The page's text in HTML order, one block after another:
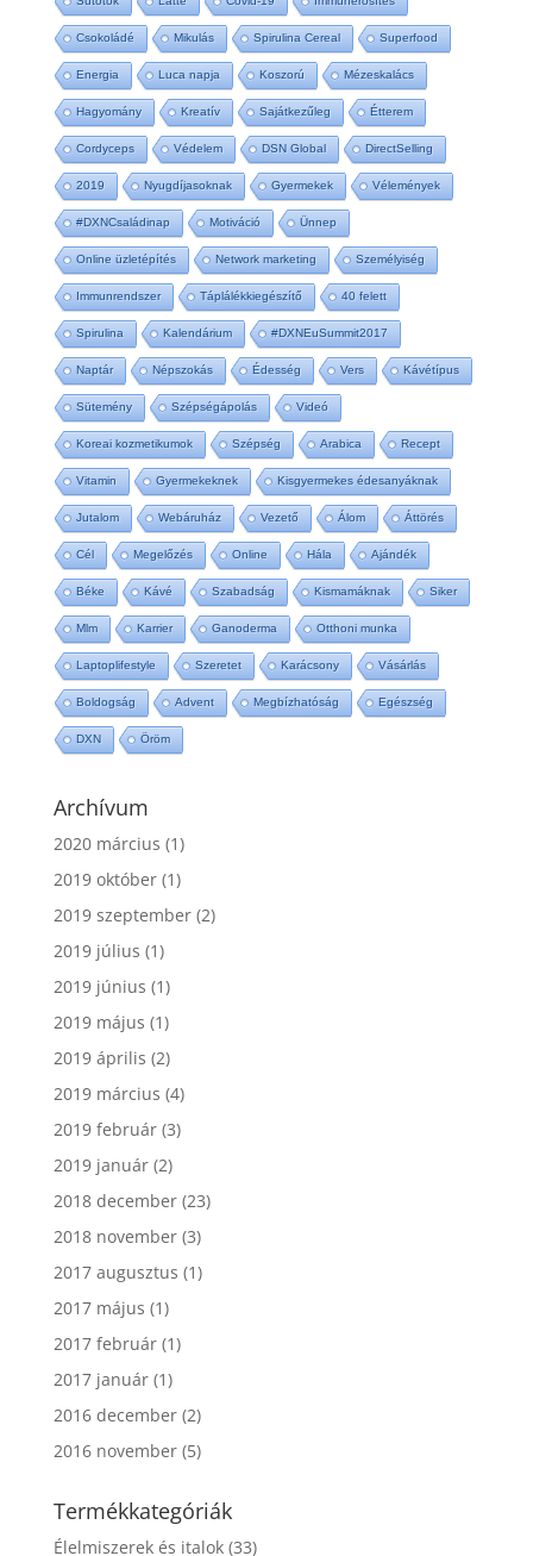
Csokoládé Mikulás Spirulina Cereal Superfood
Energia Luca napja Koszorú Mézeskalács
Hagyomány Kreatív Sajátkezűleg Étterem
Cordyceps Védelem DSN Global DirectSelling
2019 Nyugdíjasoknak Gyermekek Vélemények
#DXNCsaládinap Motiváció Ünnep
Online üzletépítés Network marketing Személyiség
Immunrendszer Táplálékkiegészítő 40 felett
Spirulina Kalendárium #DXNEuSummit2017
Naptár Népszokás Édesség Vers Kávétípus
Sütemény Szépségápolás Videó
Koreai kozmetikumok Szépség Arabica Recept
Vitamin Gyermekeknek Kisgyermekes édesanyáknak
Jutalom Webáruház Vezető Álom Áttörés
Cél Megelőzés Online Hála Ajándék
Béke Kávé Szabadság Kismamáknak Siker
Mlm Karrier Ganoderma Otthoni munka
Laptoplifestyle Szeretet Karácsony Vásárlás
Boldogság Advent Megbízhatóság Egészség
DXN Öröm
Archívum
2020 március (1)
2019 október(1)
2019 szeptember(2)
2019 július (1)
2019 június (1)
2019 május (1)
2019 április (2)
2019 március (4)
2019 február(3)
2019 január(2)
2018 december(23)
2018 november(3)
2017 augusztus (1)
2017 május (1)
2017 február(1)
2017 január(1)
2016 december(2)
2016 november(5)
Termékkategóriák
Élelmiszerek és italok (33)